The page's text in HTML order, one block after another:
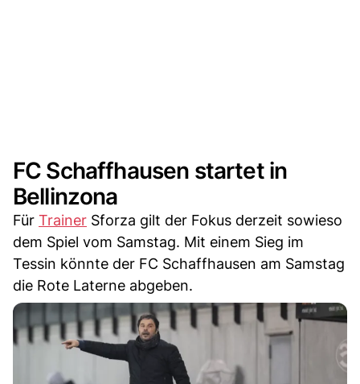
FC Schaffhausen startet in
Bellinzona
Für Trainer Sforza gilt der Fokus derzeit sowieso
dem Spiel vom Samstag. Mit einem Sieg im
Tessin könnte der FC Schaffhausen am Samstag
die Rote Laterne abgeben.